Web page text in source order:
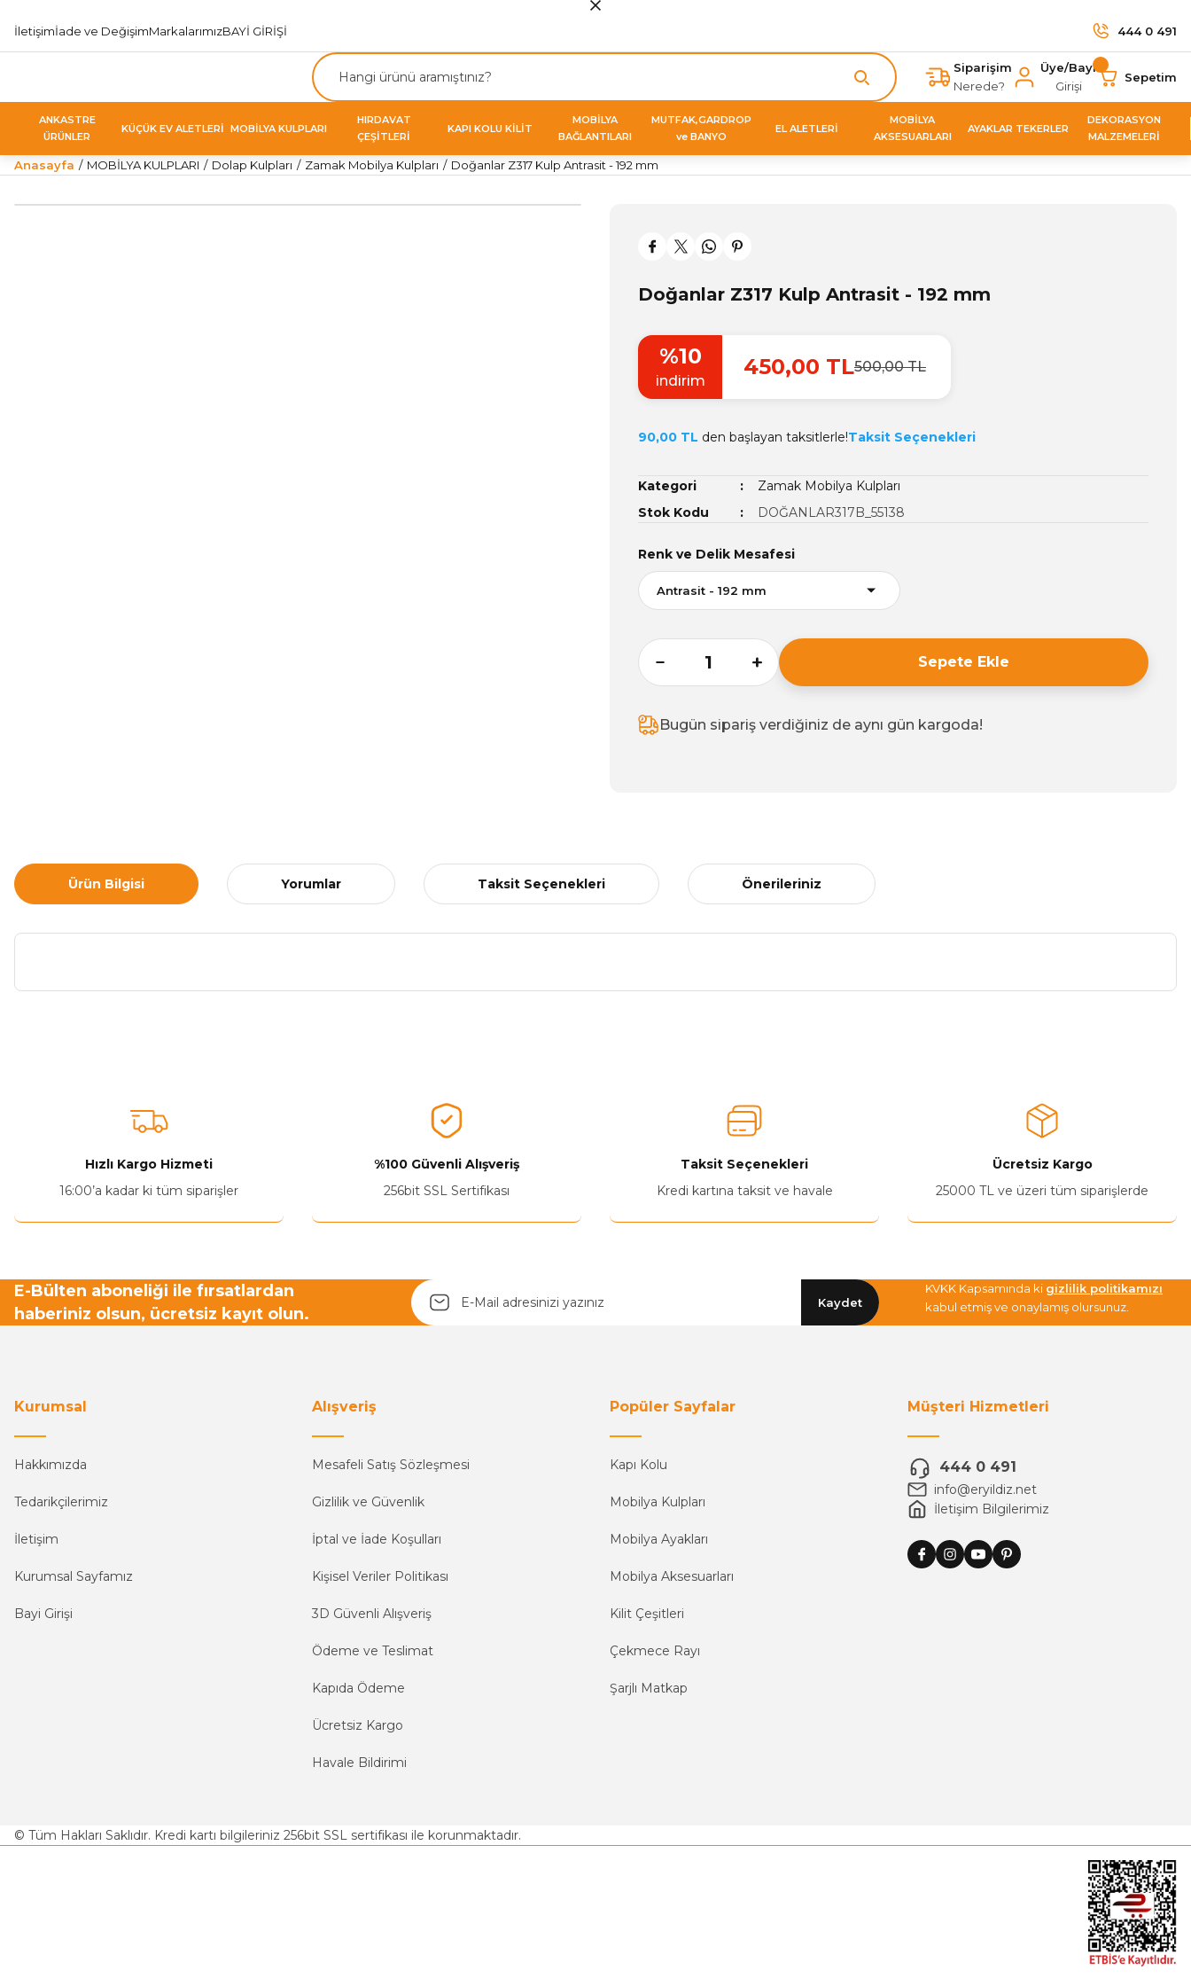
İletişimİade ve DeğişimMarkalarımızBAYİ GİRİŞİ 444 0 491
Siparişim
Nerede?
Üye/Bayi
Girişi
Sepetim
ANKASTRE
ÜRÜNLER
KÜÇÜK EV ALETLERİ MOBİLYA KULPLARI
HIRDAVAT
ÇEŞİTLERİ
KAPI KOLU KİLİT
MOBİLYA
BAĞLANTILARI
MUTFAK,GARDROP
ve BANYO
EL ALETLERİ
MOBİLYA
AKSESUARLARI
AYAKLAR TEKERLER
DEKORASYON
MALZEMELERİ
Anasayfa MOBİLYA KULPLARI Dolap Kulpları Zamak Mobilya Kulpları Doğanlar Z317 Kulp Antrasit - 192 mm
Doğanlar Z317 Kulp Antrasit - 192 mm
%10
indirim
450,00 TL500,00 TL
90,00 TL den başlayan taksitlerle!Taksit Seçenekleri
Kategori
Zamak Mobilya Kulpları
Stok Kodu
DOĞANLAR317B_55138
Renk ve Delik Mesafesi
Sepete Ekle
Bugün sipariş verdiğiniz de aynı gün kargoda!
Ürün Bilgisi Yorumlar Taksit Seçenekleri Önerileriniz
Ürün açıklamasında eksik bilgiler bulunuyor.
Hızlı Kargo Hizmeti
16:00’a kadar ki tüm siparişler
%100 Güvenli Alışveriş
256bit SSL Sertifikası
Taksit Seçenekleri
Kredi kartına taksit ve havale
Ücretsiz Kargo
25000 TL ve üzeri tüm siparişlerde
E-Bülten aboneliği ile fırsatlardan
haberiniz olsun, ücretsiz kayıt olun.
Kaydet
KVKK Kapsamında ki gizlilik politikamızı
kabul etmiş ve onaylamış olursunuz.
Kurumsal
Hakkımızda
Tedarikçilerimiz
İletişim
Kurumsal Sayfamız
Bayi Girişi
Alışveriş
Mesafeli Satış Sözleşmesi
Gizlilik ve Güvenlik
İptal ve İade Koşulları
Kişisel Veriler Politikası
3D Güvenli Alışveriş
Ödeme ve Teslimat
Kapıda Ödeme
Ücretsiz Kargo
Havale Bildirimi
Popüler Sayfalar
Kapı Kolu
Mobilya Kulpları
Mobilya Ayakları
Mobilya Aksesuarları
Kilit Çeşitleri
Çekmece Rayı
Şarjlı Matkap
Müşteri Hizmetleri
444 0 491
info@eryildiz.net
İletişim Bilgilerimiz
© Tüm Hakları Saklıdır. Kredi kartı bilgileriniz 256bit SSL sertifikası ile korunmaktadır.